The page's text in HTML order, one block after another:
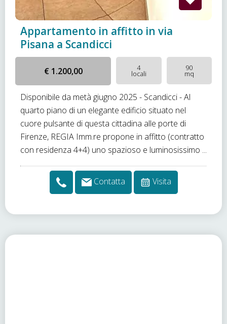
Appartamento in affitto in via
Pisana a Scandicci
€ 1.200,00 4
locali
90
mq
Disponibile da metà giugno 2025 - Scandicci - Al
quarto piano di un elegante edificio situato nel
cuore pulsante di questa cittadina alle porte di
Firenze, REGIA Imm.re propone in affitto (contratto
con residenza 4+4) uno spazioso e luminosissimo ...
Contatta Visita